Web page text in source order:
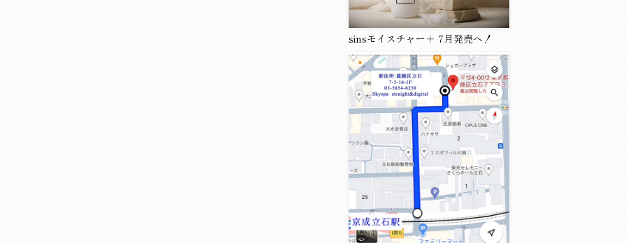
sinsモイスチャー＋ 7月発売へ！